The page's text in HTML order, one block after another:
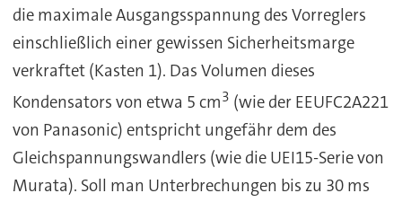
die maximale Ausgangsspannung des Vorreglers
einschließlich einer gewissen Sicherheitsmarge
verkraftet (Kasten 1). Das Volumen dieses
Kondensators von etwa 5 cm3 (wie der EEUFC2A221
von Panasonic) entspricht ungefähr dem des
Gleichspannungswandlers (wie die UEI15-Serie von
Murata). Soll man Unterbrechungen bis zu 30 ms